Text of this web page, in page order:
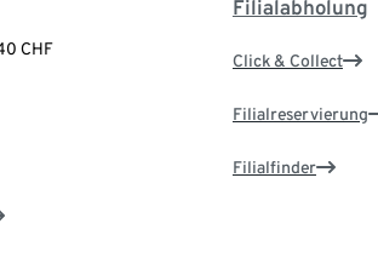
CHF
Filialabholung
Click & Collect
Filialreservierung
Filialfinder